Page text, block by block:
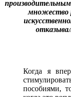
множество
Когда я
пособиями,